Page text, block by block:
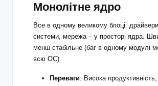
Монолітне ядро
Все в одному великому блоці:
системи, мережа – у просторі ядра.
менш стабільне (баг в одному модулі
всю ОС).
Переваги: Висока